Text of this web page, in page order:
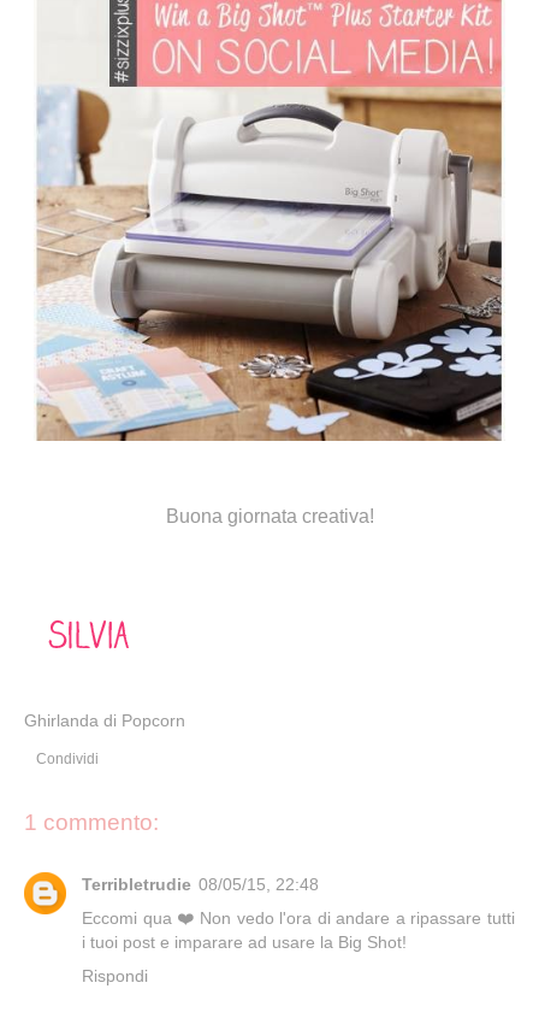
Buona giornata creativa!
Ghirlanda di Popcorn
Condividi
1 commento:
Terribletrudie 08/05/15, 22:48
Eccomi qua ❤️ Non vedo l'ora di andare a ripassare tutti
i tuoi post e imparare ad usare la Big Shot!
Rispondi